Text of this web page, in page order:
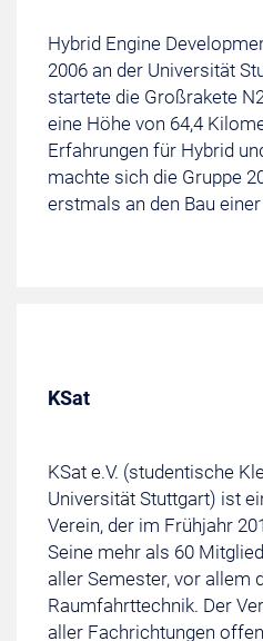
Hybrid Engine
2006 an der Universität
startete die Großrakete
eine Höhe von 64,4
Erfahrungen für Hybrid
machte sich die Gruppe
erstmals an den Bau
KSat
KSat e.V. (studentische
Universität Stuttgart) ist
Verein, der im Frühjahr
Seine mehr als 60
aller Semester, vor allem
Raumfahrttechnik. Der
aller Fachrichtungen